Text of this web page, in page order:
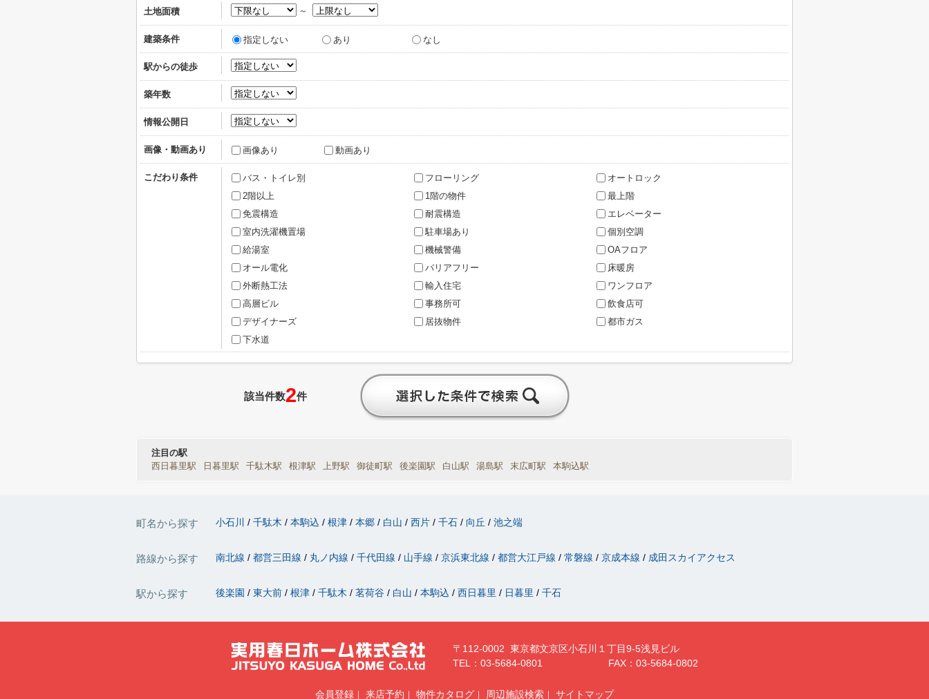
土地面積 ～
建築条件 指定しない あり なし
駅からの徒歩
築年数
情報公開日
画像・動画あり 画像あり 動画あり
こだわり条件 バス・トイレ別 フローリング
オートロック
2階以上
1階の物件
最上階
免震構造
耐震構造
エレベーター
室内洗濯機置場
駐車場あり
個別空調
給湯室
機械警備
OAフロア
オール電化
バリアフリー
床暖房
外断熱工法
輸入住宅
ワンフロア
高層ビル
事務所可
飲食店可
デザイナーズ
居抜物件
都市ガス
下水道
該当件数2件
注目の駅
西日暮里駅
日暮里駅 千駄木駅 根津駅 上野駅 御徒町駅 後楽園駅 白山駅 湯島駅 末広町駅 本駒込駅
町名から探す 小石川 千駄木 本駒込 根津 本郷 白山 西片 千石 向丘 池之端
路線から探す 南北線 都営三田線 丸ノ内線 千代田線 山手線 京浜東北線 都営大江戸線 常磐線 京成本線 成田スカイアクセス
駅から探す 後楽園 東大前 根津 千駄木 茗荷谷 白山 本駒込 西日暮里 日暮里 千石
〒112-0002 東京都文京区小石川１丁目9-5浅見ビル
TEL：03-5684-0801
FAX：03-5684-0802
会員登録 来店予約 物件カタログ 周辺施設検索 サイトマップ